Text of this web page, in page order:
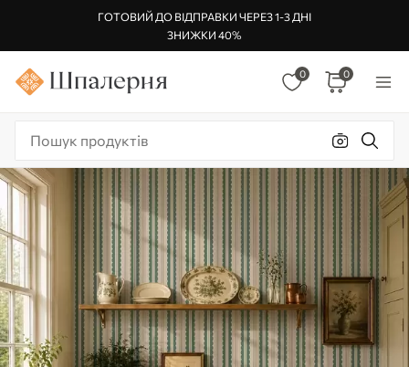
ГОТОВИЙ ДО ВІДПРАВКИ ЧЕРЕЗ 1-3 ДНІ
ЗНИЖКИ 40%
0 0